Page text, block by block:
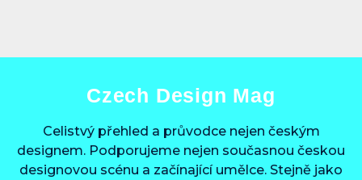
Czech Design Mag
Celistvý přehled a průvodce nejen českým
designem. Podporujeme nejen současnou českou
designovou scénu a začínající umělce. Stejně jako